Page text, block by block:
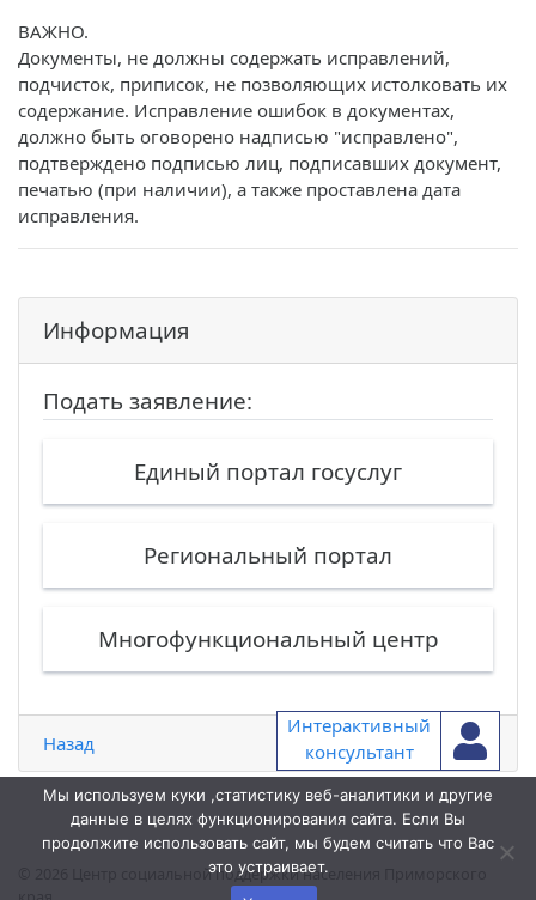
ВАЖНО.
Документы, не должны содержать исправлений,
подчисток, приписок, не позволяющих истолковать их
содержание. Исправление ошибок в документах,
должно быть оговорено надписью "исправлено",
подтверждено подписью лиц, подписавших документ,
печатью (при наличии), а также проставлена дата
исправления.
Информация
Подать заявление:
Единый портал госуслуг
Региональный портал
Многофункциональный центр
Назад
Интерактивный
консультант
Центр социальной поддержки населения Приморского
Мы используем куки ,статистику веб-аналитики и другие
данные в целях функционирования сайта. Если Вы
продолжите использовать сайт, мы будем считать что Вас
это устраивает.